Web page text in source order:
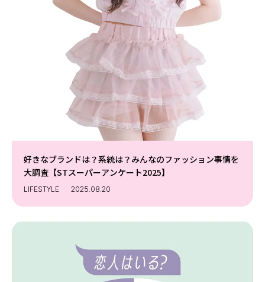
好きなブランドは？系統は？みんなのファッション事情を
大調査【STスーパーアンケート2025】
LIFESTYLE 2025.08.20